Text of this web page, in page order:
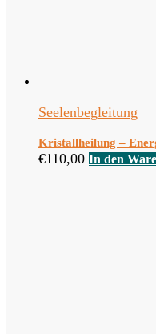
Seelenbegleitung
Kristallheilung –
€110,00 In den